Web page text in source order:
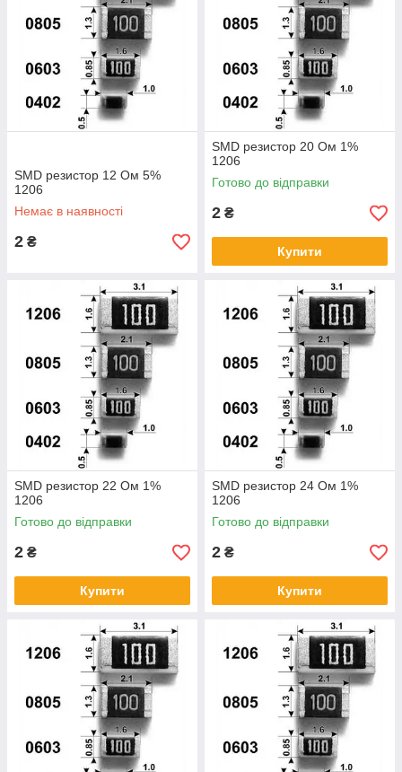
SMD резистор 12 Ом 5%
1206
Немає в наявності
2 ₴
SMD резистор 20 Ом 1%
1206
Готово до відправки
2 ₴
Купити
SMD резистор 22 Ом 1%
1206
Готово до відправки
2 ₴
Купити
SMD резистор 24 Ом 1%
1206
Готово до відправки
2 ₴
Купити